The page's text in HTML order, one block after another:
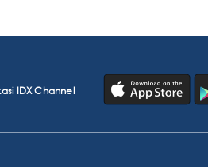
IDX Channel